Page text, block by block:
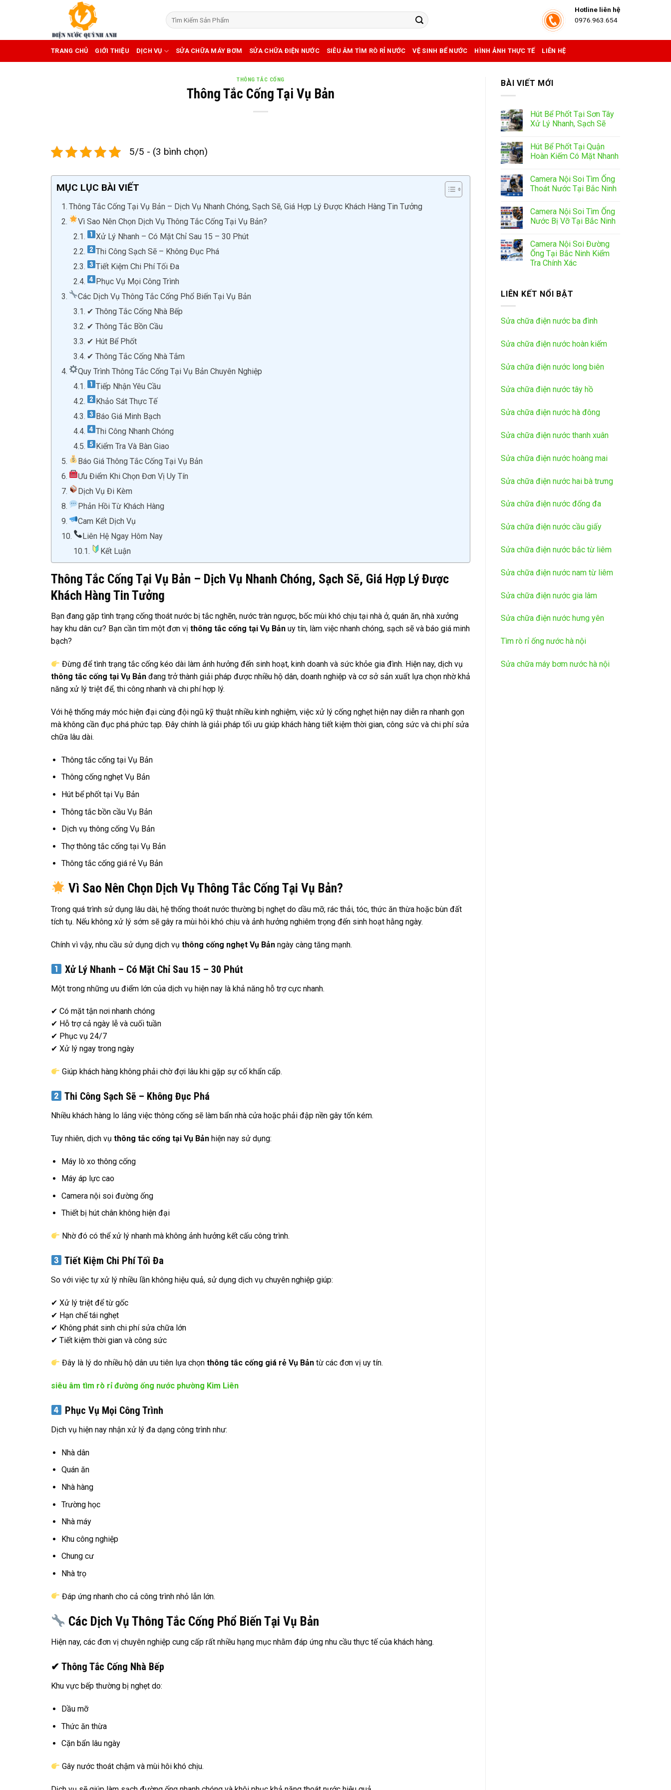
Hotline liên hệ
0976.963.654
TRANG CHỦ GIỚI THIỆU DỊCH VỤ SỬA CHỮA MÁY BƠM SỬA CHỮA ĐIỆN NƯỚC SIÊU ÂM TÌM RÒ RỈ NƯỚC VỆ SINH BỂ NƯỚC HÌNH ẢNH THỰC TẾ LIÊN HỆ
THÔNG TẮC CỐNG
Thông Tắc Cống Tại Vụ Bản
5/5 - (3 bình chọn)
MỤC LỤC BÀI VIẾT
Thông Tắc Cống Tại Vụ Bản – Dịch Vụ Nhanh Chóng, Sạch Sẽ, Giá Hợp Lý Được Khách Hàng Tin Tưởng
Vì Sao Nên Chọn Dịch Vụ Thông Tắc Cống Tại Vụ Bản?
Xử Lý Nhanh – Có Mặt Chỉ Sau 15 – 30 Phút
Thi Công Sạch Sẽ – Không Đục Phá
Tiết Kiệm Chi Phí Tối Đa
Phục Vụ Mọi Công Trình
Các Dịch Vụ Thông Tắc Cống Phổ Biến Tại Vụ Bản
✔ Thông Tắc Cống Nhà Bếp
✔ Thông Tắc Bồn Cầu
✔ Hút Bể Phốt
✔ Thông Tắc Cống Nhà Tắm
Quy Trình Thông Tắc Cống Tại Vụ Bản Chuyên Nghiệp
Tiếp Nhận Yêu Cầu
Khảo Sát Thực Tế
Báo Giá Minh Bạch
Thi Công Nhanh Chóng
Kiểm Tra Và Bàn Giao
Báo Giá Thông Tắc Cống Tại Vụ Bản
Ưu Điểm Khi Chọn Đơn Vị Uy Tín
Dịch Vụ Đi Kèm
Phản Hồi Từ Khách Hàng
Cam Kết Dịch Vụ
Liên Hệ Ngay Hôm Nay
Kết Luận
Thông Tắc Cống Tại Vụ Bản – Dịch Vụ Nhanh Chóng, Sạch Sẽ, Giá Hợp Lý Được
Khách Hàng Tin Tưởng
Bạn đang gặp tình trạng cống thoát nước bị tắc nghẽn, nước tràn ngược, bốc mùi khó chịu tại nhà ở, quán ăn, nhà xưởng
hay khu dân cư? Bạn cần tìm một đơn vị thông tắc cống tại Vụ Bản uy tín, làm việc nhanh chóng, sạch sẽ và báo giá minh
bạch?
Đừng để tình trạng tắc cống kéo dài làm ảnh hưởng đến sinh hoạt, kinh doanh và sức khỏe gia đình. Hiện nay, dịch vụ
thông tắc cống tại Vụ Bản đang trở thành giải pháp được nhiều hộ dân, doanh nghiệp và cơ sở sản xuất lựa chọn nhờ khả
năng xử lý triệt để, thi công nhanh và chi phí hợp lý.
Với hệ thống máy móc hiện đại cùng đội ngũ kỹ thuật nhiều kinh nghiệm, việc xử lý cống nghẹt hiện nay diễn ra nhanh gọn
mà không cần đục phá phức tạp. Đây chính là giải pháp tối ưu giúp khách hàng tiết kiệm thời gian, công sức và chi phí sửa
chữa lâu dài.
Thông tắc cống tại Vụ Bản
Thông cống nghẹt Vụ Bản
Hút bể phốt tại Vụ Bản
Thông tắc bồn cầu Vụ Bản
Dịch vụ thông cống Vụ Bản
Thợ thông tắc cống tại Vụ Bản
Thông tắc cống giá rẻ Vụ Bản
Vì Sao Nên Chọn Dịch Vụ Thông Tắc Cống Tại Vụ Bản?
Trong quá trình sử dụng lâu dài, hệ thống thoát nước thường bị nghẹt do dầu mỡ, rác thải, tóc, thức ăn thừa hoặc bùn đất
tích tụ. Nếu không xử lý sớm sẽ gây ra mùi hôi khó chịu và ảnh hưởng nghiêm trọng đến sinh hoạt hằng ngày.
Chính vì vậy, nhu cầu sử dụng dịch vụ thông cống nghẹt Vụ Bản ngày càng tăng mạnh.
Xử Lý Nhanh – Có Mặt Chỉ Sau 15 – 30 Phút
Một trong những ưu điểm lớn của dịch vụ hiện nay là khả năng hỗ trợ cực nhanh.
✔ Có mặt tận nơi nhanh chóng
✔ Hỗ trợ cả ngày lễ và cuối tuần
✔ Phục vụ 24/7
✔ Xử lý ngay trong ngày
Giúp khách hàng không phải chờ đợi lâu khi gặp sự cố khẩn cấp.
Thi Công Sạch Sẽ – Không Đục Phá
Nhiều khách hàng lo lắng việc thông cống sẽ làm bẩn nhà cửa hoặc phải đập nền gây tốn kém.
Tuy nhiên, dịch vụ thông tắc cống tại Vụ Bản hiện nay sử dụng:
Máy lò xo thông cống
Máy áp lực cao
Camera nội soi đường ống
Thiết bị hút chân không hiện đại
Nhờ đó có thể xử lý nhanh mà không ảnh hưởng kết cấu công trình.
Tiết Kiệm Chi Phí Tối Đa
So với việc tự xử lý nhiều lần không hiệu quả, sử dụng dịch vụ chuyên nghiệp giúp:
✔ Xử lý triệt để từ gốc
✔ Hạn chế tái nghẹt
✔ Không phát sinh chi phí sửa chữa lớn
✔ Tiết kiệm thời gian và công sức
Đây là lý do nhiều hộ dân ưu tiên lựa chọnthông tắc cống giá rẻ Vụ Bản từ các đơn vị uy tín.
siêu âm tìm rò rỉ đường ống nước phường Kim Liên
Phục Vụ Mọi Công Trình
Dịch vụ hiện nay nhận xử lý đa dạng công trình như:
Nhà dân
Quán ăn
Nhà hàng
Trường học
Nhà máy
Khu công nghiệp
Chung cư
Nhà trọ
Đáp ứng nhanh cho cả công trình nhỏ lẫn lớn.
Các Dịch Vụ Thông Tắc Cống Phổ Biến Tại Vụ Bản
Hiện nay, các đơn vị chuyên nghiệp cung cấp rất nhiều hạng mục nhằm đáp ứng nhu cầu thực tế của khách hàng.
✔ Thông Tắc Cống Nhà Bếp
Khu vực bếp thường bị nghẹt do:
Dầu mỡ
Thức ăn thừa
Cặn bẩn lâu ngày
Gây nước thoát chậm và mùi hôi khó chịu.
BÀI VIẾT MỚI
Hút Bể Phốt Tại Sơn Tây
Xử Lý Nhanh, Sạch Sẽ
Hút Bể Phốt Tại Quận
Hoàn Kiếm Có Mặt Nhanh
Camera Nội Soi Tìm Ống
Thoát Nước Tại Bắc Ninh
Camera Nội Soi Tìm Ống
Nước Bị Vỡ Tại Bắc Ninh
Camera Nội Soi Đường
Ống Tại Bắc Ninh Kiểm
Tra Chính Xác
LIÊN KẾT NỔI BẬT
Sửa chữa điện nước ba đình
Sửa chữa điện nước hoàn kiếm
Sửa chữa điện nước long biên
Sửa chữa điện nước tây hồ
Sửa chữa điện nước hà đông
Sửa chữa điện nước thanh xuân
Sửa chữa điện nước hoàng mai
Sửa chữa điện nước hai bà trưng
Sửa chữa điện nước đống đa
Sửa chữa điện nước cầu giấy
Sửa chữa điện nước bắc từ liêm
Sửa chữa điện nước nam từ liêm
Sửa chữa điện nước gia lâm
Sửa chữa điện nước hưng yên
Tìm rò rỉ ống nước hà nội
Sửa chữa máy bơm nước hà nội